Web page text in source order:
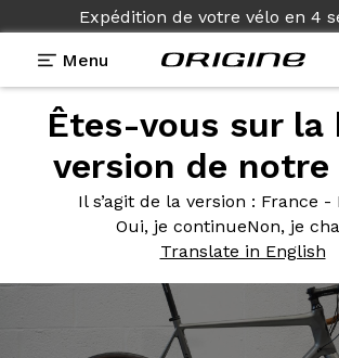
Expédition de votre vélo en 4
Menu
Êtes-vous sur la
version de
Il s’agit de la version : France -
Oui, je continueNon, je
Translate in English
Photos> Axxome GT Gris Titane
Axxome GT Gris